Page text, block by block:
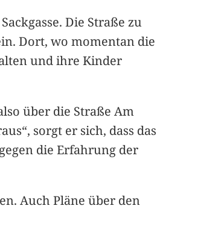
Die Straße zu
Dort, wo momentan die
und ihre Kinder
über die Straße Am
sorgt er sich, dass das
die Erfahrung der
Auch Pläne über den